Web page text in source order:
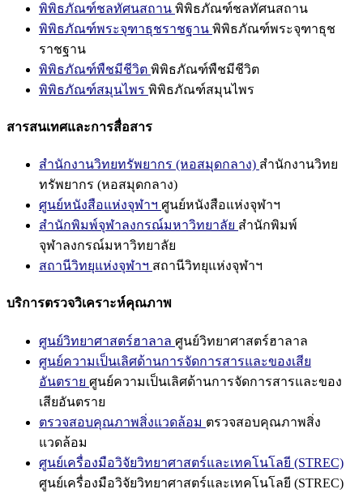
พิพิธภัณฑ์ชลทัศนสถาน พิพิธภัณฑ์ชลทัศนสถาน
พิพิธภัณฑ์พระจุฑาธุชราชฐาน พิพิธภัณฑ์พระจุฑาธุช
ราชฐาน
พิพิธภัณฑ์พืชมีชีวิต พิพิธภัณฑ์พืชมีชีวิต
พิพิธภัณฑ์สมุนไพร พิพิธภัณฑ์สมุนไพร
สารสนเทศและการสื่อสาร
สำนักงานวิทยทรัพยากร (หอสมุดกลาง) สำนักงานวิทย
ทรัพยากร (หอสมุดกลาง)
ศูนย์หนังสือแห่งจุฬาฯ ศูนย์หนังสือแห่งจุฬาฯ
สำนักพิมพ์จุฬาลงกรณ์มหาวิทยาลัย สำนักพิมพ์
จุฬาลงกรณ์มหาวิทยาลัย
สถานีวิทยุแห่งจุฬาฯ สถานีวิทยุแห่งจุฬาฯ
บริการตรวจวิเคราะห์คุณภาพ
ศูนย์วิทยาศาสตร์ฮาลาล ศูนย์วิทยาศาสตร์ฮาลาล
ศูนย์ความเป็นเลิศด้านการจัดการสารและของเสีย
อันตราย ศูนย์ความเป็นเลิศด้านการจัดการสารและของ
เสียอันตราย
ตรวจสอบคุณภาพสิ่งแวดล้อม ตรวจสอบคุณภาพสิ่ง
แวดล้อม
ศูนย์เครื่องมือวิจัยวิทยาศาสตร์และเทคโนโลยี (STREC)
ศูนย์เครื่องมือวิจัยวิทยาศาสตร์และเทคโนโลยี (STREC)